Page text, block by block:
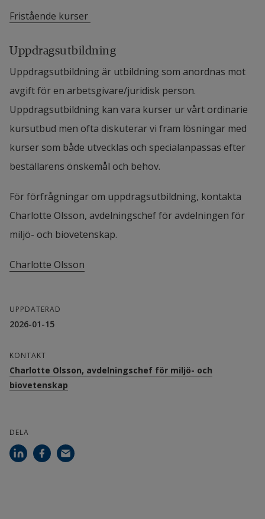
Halland.
Personsida Emma Haglund
Lina Lundgren, universitetslektor i
biomekanik
Charlotte Olsson, docent i
träningsfysiologi
Charlotte ”Lottie” Olsson undervisar i träningslära,
träningsfysiologi och tillhörande
laboratoriemetoder, och ansvarar även för Human
dels inom området Träning som medicin med
muskuloskeletala sjukdomar, och dels inom
Träning som hälsopromotion och prestation med
hälsa och fysiologiska aspekter på golf och andra
precisionsidrotter. Charlotte tillhör forskarmiljön
Personsida Charlotte Olsson
Ilkka Heinonen, docent i träning och
Fristående kurser
Uppdragsutbildning
Uppdragsutbildning är utbildning som anordnas mot
avgift för en arbetsgivare/juridisk person.
Uppdragsutbildning kan vara kurser ur vårt ordinarie
kursutbud men ofta diskuterar vi fram lösningar med
kurser som både utvecklas och specialanpassas efter
beställarens önskemål och behov.
För förfrågningar om uppdragsutbildning, kontakta
Charlotte Olsson, avdelningschef för avdelningen för
miljö- och biovetenskap.
Charlotte Olsson
UPPDATERAD
2026-01-15
KONTAKT
Charlotte Olsson, avdelningschef för miljö- och
biovetenskap
DELA